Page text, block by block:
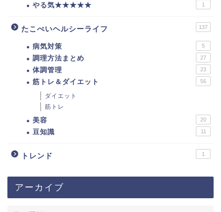
やる気★★★★★ 1
たこべいヘルシーライフ 137
病気対策 5
調理方法まとめ 27
体調管理 23
筋トレ＆ダイエット 56
ダイエット
筋トレ
美容 20
豆知識 11
トレンド 1
アーカイブ